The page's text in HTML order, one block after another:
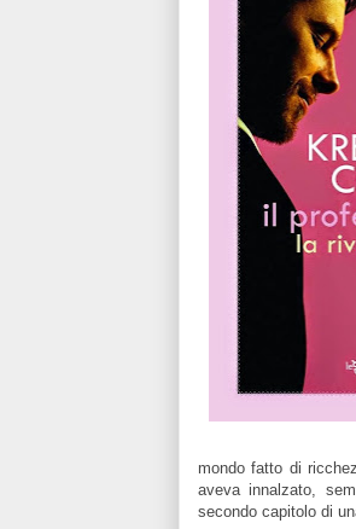
mondo fatto di
aveva innalzato,
secondo capitolo di